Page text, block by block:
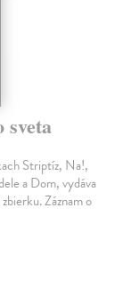
sveta
Striptíz, Na!,
a Dom, vydáva
Záznam o